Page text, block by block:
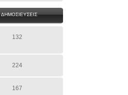
ΔΗΜΟΣΙΕΥΣΕΙΣ
132
224
167